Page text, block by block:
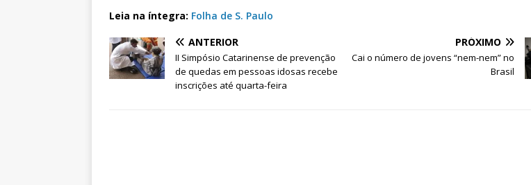
Leia na íntegra: Folha de S. Paulo
ANTERIOR
II Simpósio Catarinense de prevenção
de quedas em pessoas idosas recebe
inscrições até quarta-feira
PRÓXIMO
Cai o número de jovens “nem-nem” no
Brasil